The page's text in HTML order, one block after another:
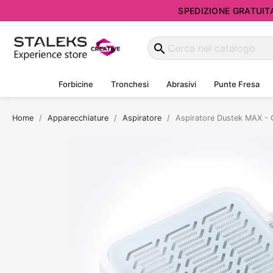
SPEDIZIONE
search
Forbicine Tronchesi Abrasivi Punte Fresa
Home Apparecchiature Aspiratore Aspiratore Dustek MAX -